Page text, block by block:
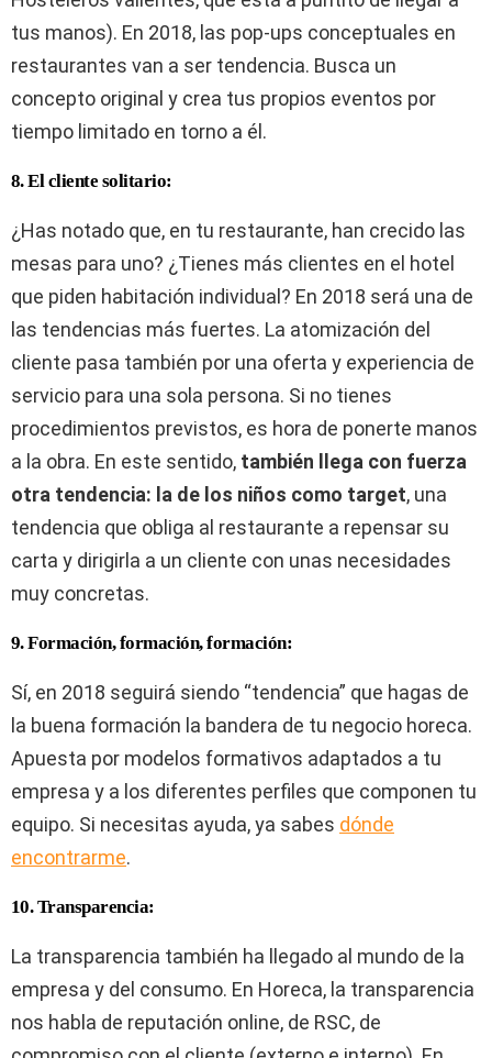
tus manos). En 2018, las pop-ups conceptuales en
restaurantes van a ser tendencia. Busca un
concepto original y crea tus propios eventos por
tiempo limitado en torno a él.
8. El cliente solitario:
¿Has notado que, en tu restaurante, han crecido las
mesas para uno? ¿Tienes más clientes en el hotel
que piden habitación individual? En 2018 será una de
las tendencias más fuertes. La atomización del
cliente pasa también por una oferta y experiencia de
servicio para una sola persona. Si no tienes
procedimientos previstos, es hora de ponerte manos
a la obra. En este sentido, también llega con fuerza
otra tendencia: la de los niños como target, una
tendencia que obliga al restaurante a repensar su
carta y dirigirla a un cliente con unas necesidades
muy concretas.
9. Formación, formación, formación:
Sí, en 2018 seguirá siendo “tendencia” que hagas de
la buena formación la bandera de tu negocio horeca.
Apuesta por modelos formativos adaptados a tu
empresa y a los diferentes perfiles que componen tu
equipo. Si necesitas ayuda, ya sabes dónde
encontrarme.
10. Transparencia:
La transparencia también ha llegado al mundo de la
empresa y del consumo. En Horeca, la transparencia
nos habla de reputación online, de RSC, de